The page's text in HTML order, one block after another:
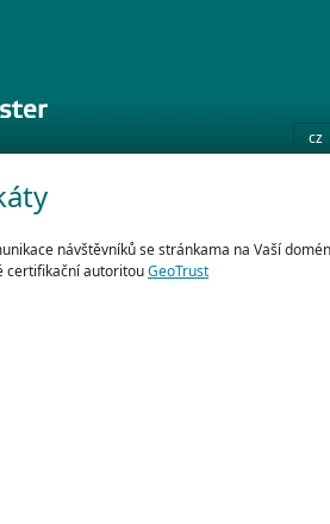
cz
návštěvníků se stránkama na Vaší
certifikační autoritouGeoTrust